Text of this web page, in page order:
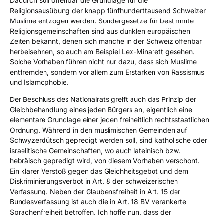
Religionsausübung der knapp fünfhunderttausend Schweizer
Muslime entzogen werden. Sondergesetze für bestimmte
Religionsgemeinschaften sind aus dunklen europäischen
Zeiten bekannt, denen sich manche in der Schweiz offenbar
herbeisehnen, so auch am Beispiel Lex-Minarett gesehen.
Solche Vorhaben führen nicht nur dazu, dass sich Muslime
entfremden, sondern vor allem zum Erstarken von Rassismus
und Islamophobie.
Der Beschluss des Nationalrats greift auch das Prinzip der
Gleichbehandlung eines jeden Bürgers an, eigentlich eine
elementare Grundlage einer jeden freiheitlich rechtsstaatlichen
Ordnung. Während in den muslimischen Gemeinden auf
Schwyzerdütsch gepredigt werden soll, sind katholische oder
israelitische Gemeinschaften, wo auch lateinisch bzw.
hebräisch gepredigt wird, von diesem Vorhaben verschont.
Ein klarer Verstoß gegen das Gleichheitsgebot und dem
Diskriminierungsverbot in Art. 8 der schweizerischen
Verfassung. Neben der Glaubensfreiheit in Art. 15 der
Bundesverfassung ist auch die in Art. 18 BV verankerte
Sprachenfreiheit betroffen. Ich hoffe nun, dass der